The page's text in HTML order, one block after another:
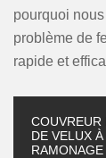
pourquoi
problème de
rapide et
COUVREUR
DE VELUX